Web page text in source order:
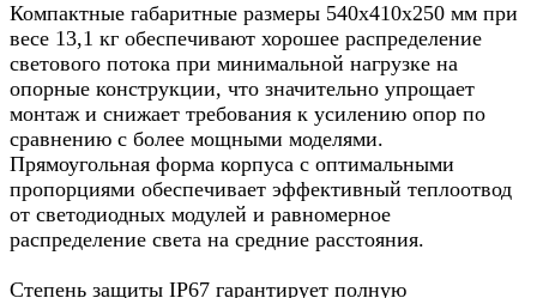
Компактные габаритные размеры 540х410х250 мм при
весе 13,1 кг обеспечивают хорошее распределение
светового потока при минимальной нагрузке на
опорные конструкции, что значительно упрощает
монтаж и снижает требования к усилению опор по
сравнению с более мощными моделями.
Прямоугольная форма корпуса с оптимальными
пропорциями обеспечивает эффективный теплоотвод
от светодиодных модулей и равномерное
распределение света на средние расстояния.
Степень защиты IP67 гарантирует полную